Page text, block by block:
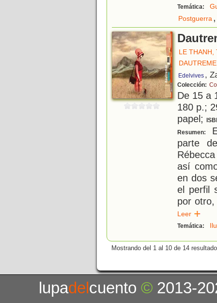
Temática:
Postguerra,
LE THANH,
Edelvives ,
Colección:
De 15 a
180 p.;
papel;
Resumen:
parte
así
en dos
el perfil
por
Leer
Temática:
Mostrando del 1 al 10 de 14
lupadelcuento© 2013-